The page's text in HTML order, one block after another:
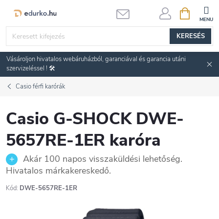
KERESÉS
KOSÁR
Vásároljon hivatalos webáruházból, garanciával és garancia utáni
szervizeléssel ! 🛠️
Casio férfi karórák
Casio G-SHOCK DWE-
5657RE-1ER karóra
Akár 100 napos visszaküldési lehetőség.
Hivatalos márkakereskedő.
Kód: DWE-5657RE-1ER